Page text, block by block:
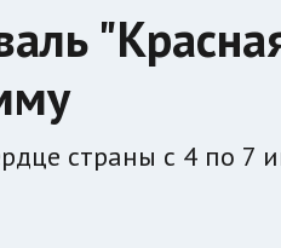
страны с 4 по 7